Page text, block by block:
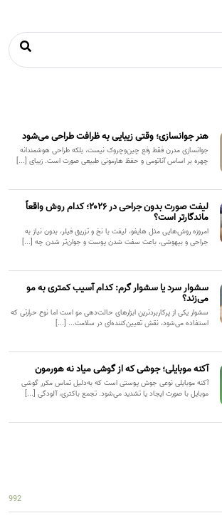
هنر جوانسازی؛ وقتی زیبایی به ظرافت طراحی می‌شود
جوانسازی مدرن فقط رفع چین‌وچروک نیست، بلکه طراحی هوشمندانه
چهره بر اساس آناتومی و حفظ هارمونی طبیعی صورت است. زیبای [...]
لیفت صورت بدون جراحی در ۲۰۲۶؛ کدام روش واقعاً
ماندگارتر است؟
امروزه روش‌هایی مثل هایفو، لیفت با نخ و تزریق فیلر، بدون نیاز به
جراحی و بیهوشی، باعث سفت شدن پوست و جوان‌تر شدن چه [...]
سشوار سرد یا سشوار گرم: کدام آسیب کمتری به مو
می‌زند؟
سشوار یکی از پرکاربردترین ابزارهای حالت‌دهی مو است اما نوع حرارتی که
استفاده می‌شود، نقش تعیین‌کننده‌ای در سلامت... [...]
آکنه موبایلی؛ جوشی که از گوشی میاد نه هورمون
آکنه موبایلی نوعی جوش پوستی است که به‌دلیل تماس مکرر گوشی
موبایل با صورت ایجاد یا تشدید می‌شود. تجمع باکتری، آلودگی [...]
992